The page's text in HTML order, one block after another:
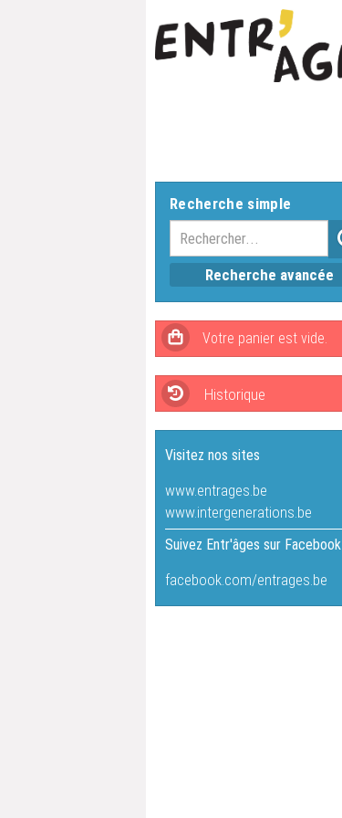
Recherche simple
Recherche avancée
Historique
Visitez nos sites
www.entrages.be
www.intergenerations.be
Suivez Entr'âges sur Facebook
facebook.com/entrages.be